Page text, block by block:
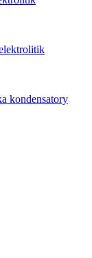
kondensatory